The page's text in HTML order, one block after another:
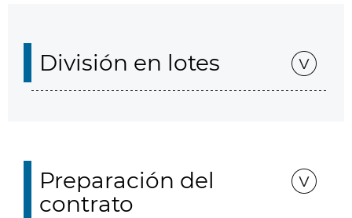
División en lotes
Preparación del
contrato